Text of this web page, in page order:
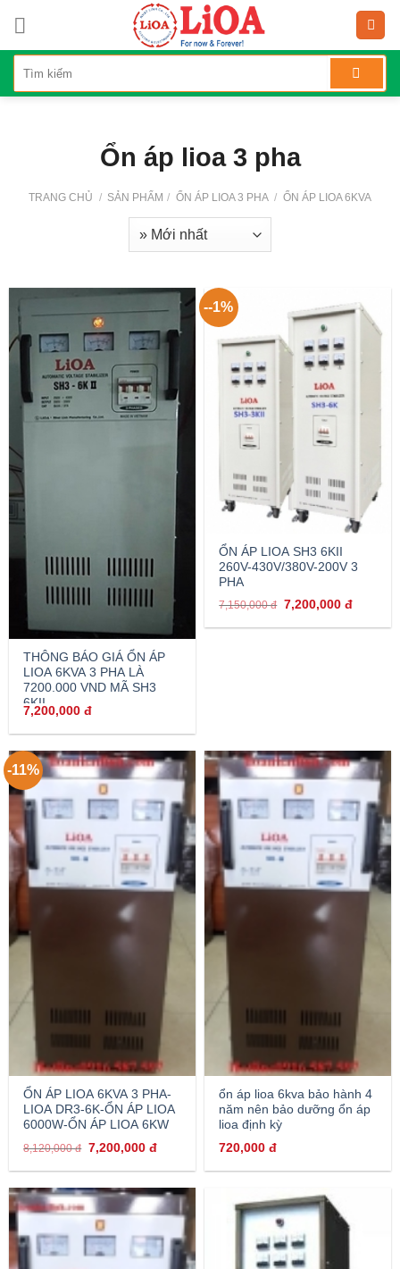
content
Ổn áp lioa 3 pha
TRANG CHỦ / SẢN PHẨM / ỔN ÁP LIOA 3 PHA / ỔN ÁP LIOA 6KVA
THÔNG BÁO GIÁ ỔN ÁP
LIOA 6KVA 3 PHA LÀ
7200.000 VND MÃ SH3
6KII
7,200,000đ
--1%
ỔN ÁP LIOA SH3 6KII
260V-430V/380V-200V 3
PHA
7,150,000đ 7,200,000 đ
-11%
ỔN ÁP LIOA 6KVA 3 PHA-
LIOA DR3-6K-ỔN ÁP LIOA
6000W-ỔN ÁP LIOA 6KW
8,120,000đ 7,200,000 đ
ổn áp lioa 6kva bảo hành 4
năm nên bảo dưỡng ổn áp
lioa định kỳ
720,000đ